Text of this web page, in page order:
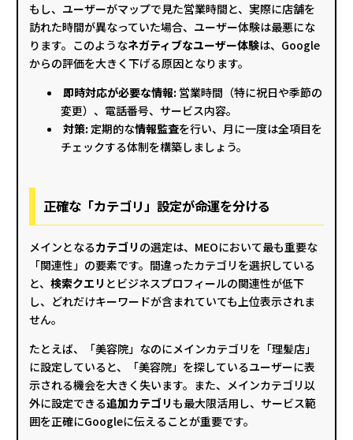
もし、ユーザーがマップで見た営業時間と、実際に店舗を
訪れた時間が異なっていた場合、ユーザー体験は最悪にな
ります。このようなネガティブなユーザー体験は、Google
からの評価を大きく下げる原因となります。
即時対応が必要な情報: 営業時間（特に祝日や季節の
変更）、電話番号、サービス内容。
対策: 定期的な情報監査を行い、月に一度は全項目を
チェックする体制を構築しましょう。
正確な「カテゴリ」設定が命運を分ける
メインとなるカテゴリ の選定は、MEOにおいて最も重要な
「関連性」の要素です。間違ったカテゴリを選択している
と、 検索クエリ とビジネスプロフィールの関連性が低下
し、どれだけキーワードが含まれていても上位表示されま
せん。
たとえば、「美容院」なのにメインカテゴリを「理髪店」
に設定していると、「美容院」を探しているユーザーに表
示される機会を大きく失います。また、メインカテゴリ以
外に設定できる追加カテゴリ も最大限活用し、サービス範
囲を正確にGoogleに伝えることが重要です。